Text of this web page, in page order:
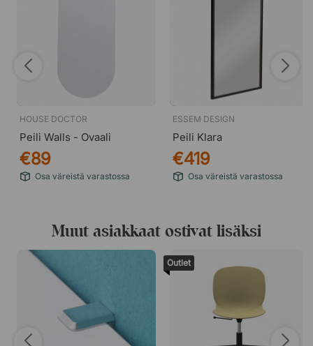
HOUSE DOCTOR
Peili Walls - Ovaali
€89
Osa väreistä varastossa
ESSEM DESIGN
Peili Klara
€419
Osa väreistä varastossa
Muut asiakkaat ostivat lisäksi
Outlet